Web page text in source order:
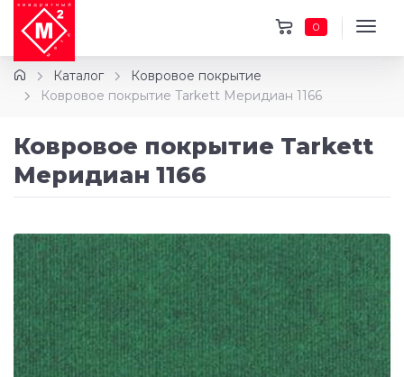
0
Каталог
Ковровое покрытие
Ковровое покрытие Tarkett Меридиан 1166
Ковровое покрытие Tarkett
Меридиан 1166